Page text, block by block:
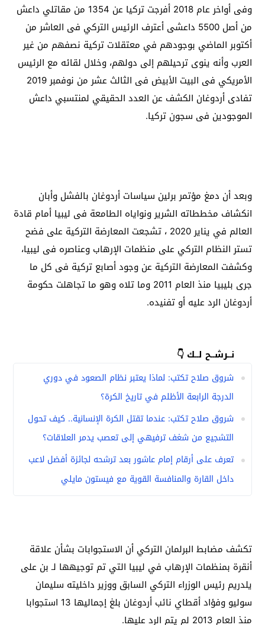
وفى أواخر عام 2018 أفرجت تركيا عن 1354 من مقاتلي داعش
من أصل 5500 داعشى أعترف الرئيس التركي فى العاشر من
أكتوبر الماضي بوجودهم في معتقلات تركية نصفهم من غير
العرب وأنه ينوى ترحيلهم إلى دولهم، وخلال لقائه مع الرئيس
الأمريكي فى البيت الأبيض فى الثالث عشر من نوفمبر 2019
تفادى أردوغان الكشف عن العدد الحقيقي لمنتسبي داعش
الموجودين فى سجون تركيا.
وبعد أن دمغ مؤتمر برلين سياسات أردوغان بالفشل وأبان
انكشاف مخططاته الشرير ونواياه الطامعة فى ليبيا أمام قادة
العالم في يناير 2020 ، تشجعت المعارضة التركية على فضح
تستر النظام التركي على منظمات الإرهاب وعناصره فى ليبيا،
وكشفت المعارضة التركية عن وجود أصابع تركية فى كل ما
جرى بليبيا منذ العام 2011 وما تلاه وهو ما تجاهلت حكومة
أردوغان الرد عليه أو تفنيده.
نــرشــح لــك 👇
شروق صلاح تكتب: لماذا يعتبر نظام الصعود في دوري
الدرجة الرابعة الأظلم في تاريخ الكرة؟
شروق صلاح تكتب: عندما تقتل الكرة الإنسانية.. كيف تحول
التشجيع من شغف ترفيهي إلى تعصب يدمر العلاقات؟
تعرف على أرقام إمام عاشور بعد ترشحه لجائزة أفضل لاعب
داخل القارة والمنافسة القوية مع فيستون مايلي
تكشف مضابط البرلمان التركي أن الاستجوابات بشأن علاقة
أنقرة بمنظمات الإرهاب في ليبيا التي تم توجيهها لـ بن على
يلدريم رئيس الوزراء التركي السابق ووزير داخليته سليمان
سوليو وفؤاد أقطاي نائب أردوغان بلغ إجماليها 13 استجوابا
منذ العام 2013 لم يتم الرد عليها.